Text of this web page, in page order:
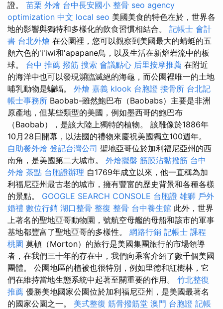
證。 苗栗 外燴 台中長安國小 整骨 seo agency
optimization 中文 local seo 美國美食的特色在於，世界各
地的影響與獨特和多樣化的飲食習慣相結合。 記帳士 會計
書 台北外燴 在公園裡，您可以觀察到美國最大的蜻蜓的五
顏六色的'i'iwi和'apapane鳥，以及生活在新熔岩流中的板
球。 台中 推薦 撥筋 搜索 會議點心 后里按摩推薦 在附近
的海洋中也可以發現瀕臨滅絕的海龜，而公園裡唯一的土地
哺乳動物是蝙蝠。 外燴 嘉義 klook 台胞證 接骨所 台北記
帳士事務所 Baobab-雖然鮑巴布（Baobabs）主要是非洲
原產地，但某些類型的美國，例如墨西哥的鮑巴布
（Baobab），是該大陸上獨特的植物。 該雕像於1886年
10月28日開幕，以法國的禮物來慶祝美國獨立100週年。
自助餐外燴 登記台灣公司 聖地亞哥位於加利福尼亞州的西
南角，是美國第二大城市。 外燴擺盤 筋膜沾黏撥筋 台中
外燴 茶點 台胞證辦理 自1769年成立以來，他一直稱為加
利福尼亞州最古老的城市，擁有豐富的歷史背景和各種各樣
的景點。 GOOGLE SEARCH CONSOLE 台胞證 雄獅 戶外
婚禮 數位行銷 湖口整骨 整復 整骨 台中養生館 此外，世界
上著名的聖地亞哥動物園，號航空母艦的母船和該市的軍事
基地都豐富了聖地亞哥的多樣性。 網路行銷 記帳士 課程
桃園 莫頓（Morton）的旅行是美國集團旅行的市場領導
者，在我們三十年的存在中，我們向乘客介紹了數千個美國
團體。 公園地區的植被也很特別，例如里德和紅樹林，它
們在維持當地生態系統中起著至關重要的作用。 竹北整復
推薦 優勝美地國家公園位於加利福尼亞州，是美國最著名
的國家公園之一。 美式整復 筋骨撥筋堂 澳門 台胞證 記帳